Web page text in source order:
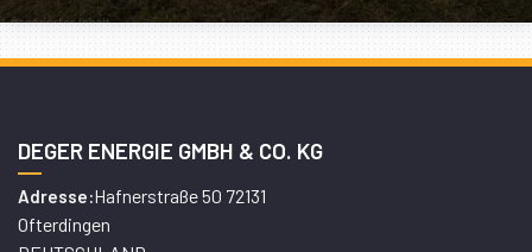
DEGER ENERGIE GMBH & CO. KG
Adresse:Hafnerstraße 50 72131
Ofterdingen